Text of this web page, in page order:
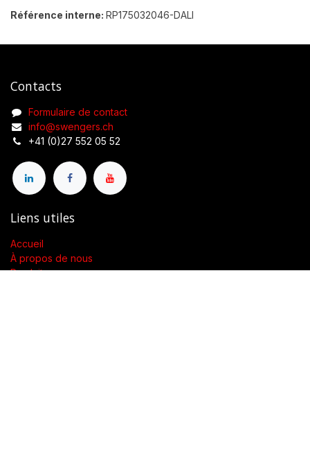
Référence interne: RP175032046-DALI
Contacts
Formulaire de contact
info@swengers.ch
+41 (0)27 552 05 52
Liens utiles
Accueil
À propos de nous
Produits